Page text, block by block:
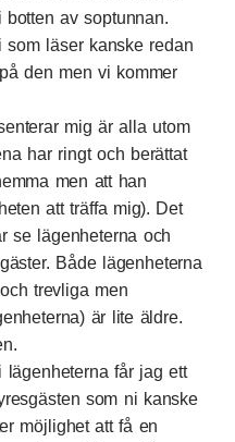
av soptunnan.
som läser kanske redan
den men vi kommer
mig är alla utom
har ringt och berättat
men att han
att träffa mig). Det
se lägenheterna och
Både lägenheterna
trevliga men
är lite äldre.
lägenheterna får jag ett
som ni kanske
möjlighet att få en